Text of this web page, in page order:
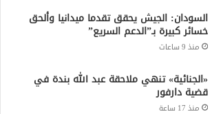
السودان: الجيش يحقق تقدما ميدانيا وألحق
خسائر كبيرة بـ”الدعم السريع”
منذ 9 ساعات
«الجنائية» تنهي ملاحقة عبد الله بندة في
قضية دارفور
منذ 17 ساعة